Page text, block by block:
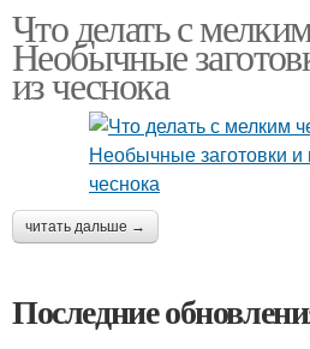
Что делать с
Необычные
из чеснока
читать дальше →
Последние